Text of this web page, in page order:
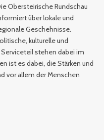
Obersteirische Rundschau
über lokale und
Geschehnisse.
kulturelle und
stehen dabei im
ist es dabei, die Stärken und
vor allem der Menschen